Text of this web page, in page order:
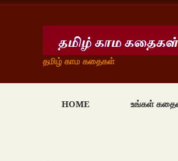
தமிழ் காம கதைகள்
HOME உங்கள்